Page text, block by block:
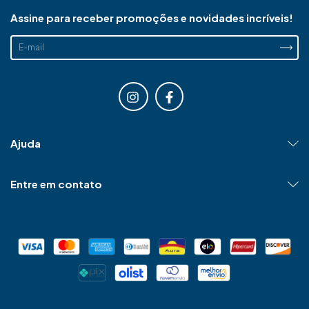
Assine para receber promoções e novidades incríveis!
Ajuda
Entre em contato